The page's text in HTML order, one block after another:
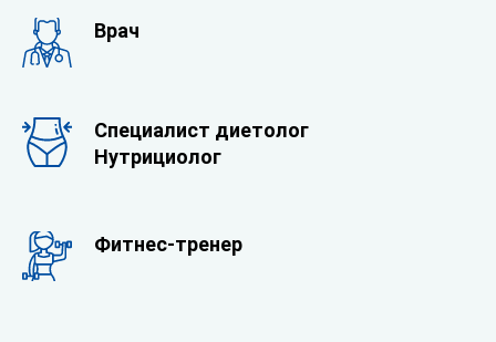
Врач
Специалист диетолог
Нутрициолог
Фитнес-тренер